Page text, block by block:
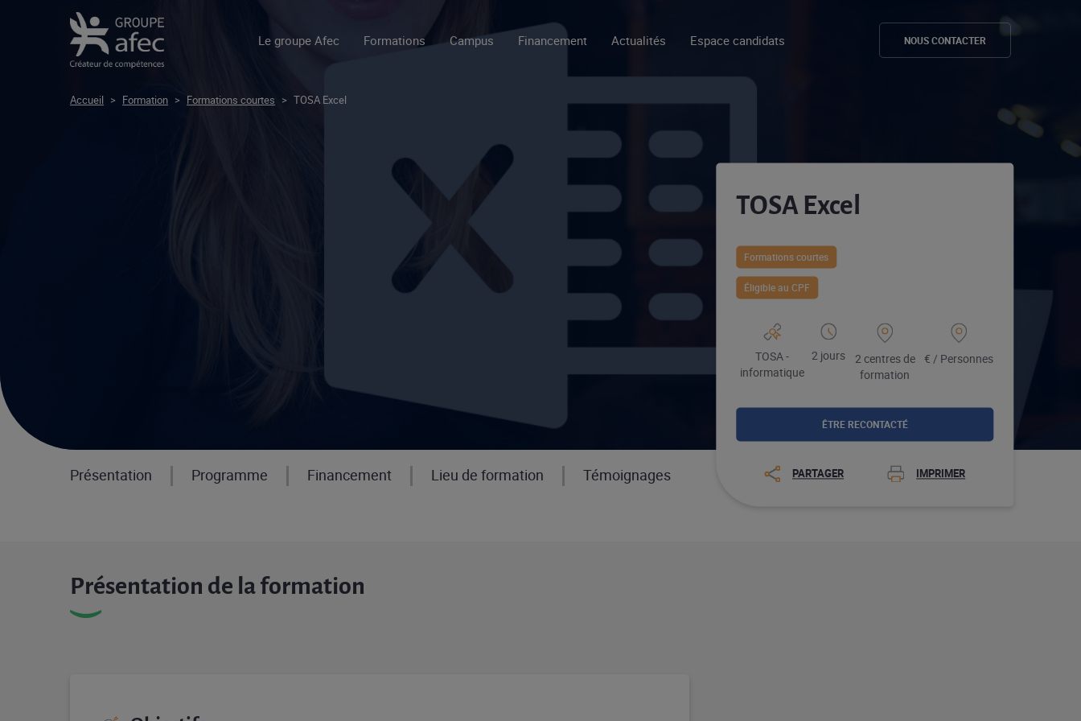
Le groupe Afec Formations Campus Financement Actualités Espace candidats NOUS CONTACTER
Accueil > Formation > Formations courtes > TOSA Excel
TOSA Excel
Formations courtes
Éligible au CPF
TOSA -
informatique
2 jours
2 centres de
formation
€ / Personnes
ÊTRE RECONTACTÉ
PARTAGER IMPRIMER
Présentation Programme Financement Lieu de formation Témoignages
Présentation de la formation